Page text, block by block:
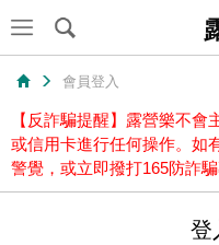
會員登入
【反詐騙提醒】露營樂不會
或信用卡進行任何操作。如
警覺，或立即撥打165防詐騙
登